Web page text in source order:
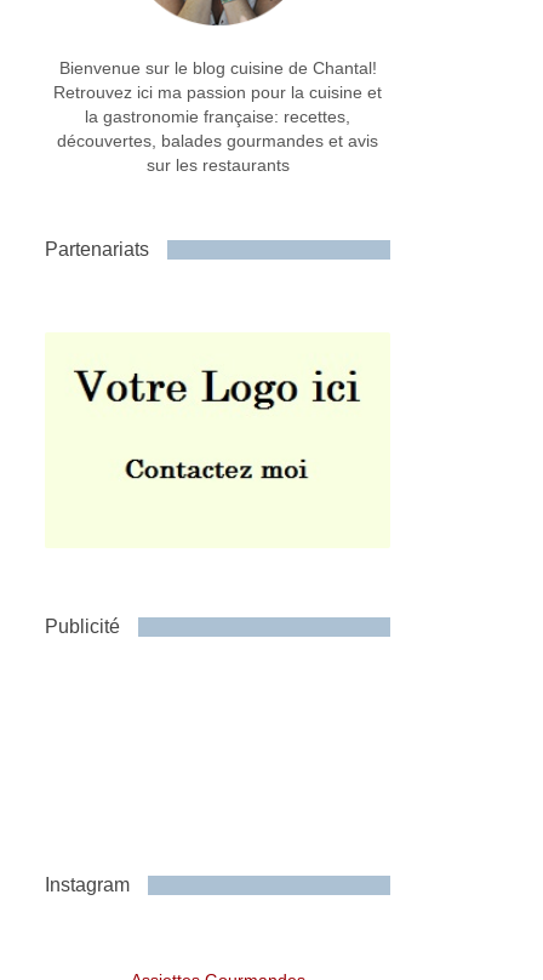
Bienvenue sur le blog cuisine de Chantal!
Retrouvez ici ma passion pour la cuisine et
la gastronomie française: recettes,
découvertes, balades gourmandes et avis
sur les restaurants
Partenariats
Publicité
Instagram